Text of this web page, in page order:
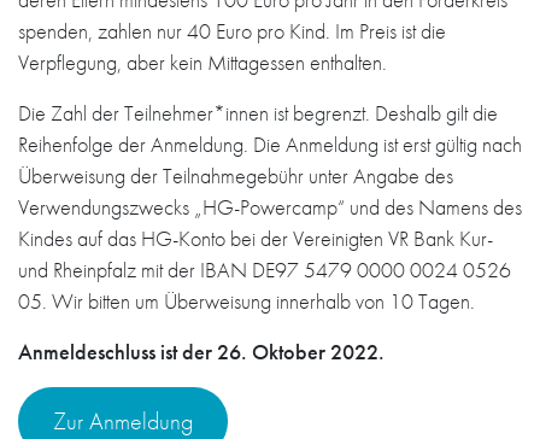
spenden, zahlen nur 40 Euro pro Kind. Im Preis ist die
Verpflegung, aber kein Mittagessen enthalten.
Die Zahl der Teilnehmer*innen ist begrenzt. Deshalb gilt die
Reihenfolge der Anmeldung. Die Anmeldung ist erst gültig nach
Überweisung der Teilnahmegebühr unter Angabe des
Verwendungszwecks „HG-Powercamp“ und des Namens des
Kindes auf das HG-Konto bei der Vereinigten VR Bank Kur-
und Rheinpfalz mit der IBAN DE97 5479 0000 0024 0526
05. Wir bitten um Überweisung innerhalb von 10 Tagen.
Anmeldeschluss ist der 26. Oktober 2022.
Zur Anmeldung